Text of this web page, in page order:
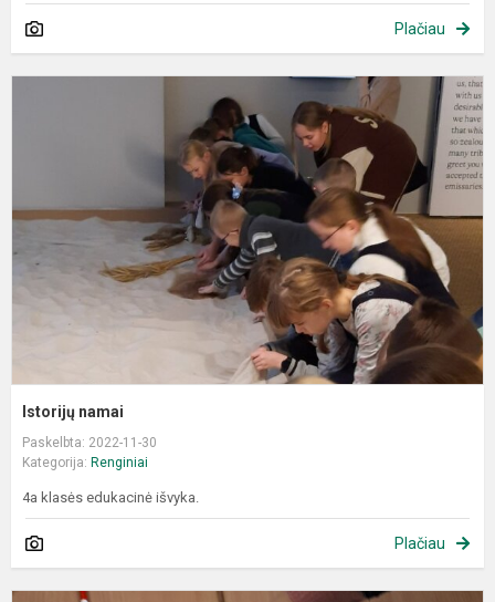
Plačiau
Istorijų namai
Paskelbta: 2022-11-30
Kategorija: Renginiai
4a klasės edukacinė išvyka.
Plačiau